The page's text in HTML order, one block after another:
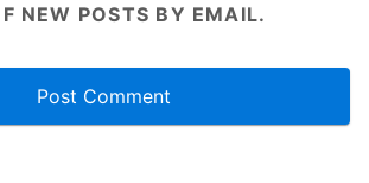
NEW POSTS BY EMAIL.